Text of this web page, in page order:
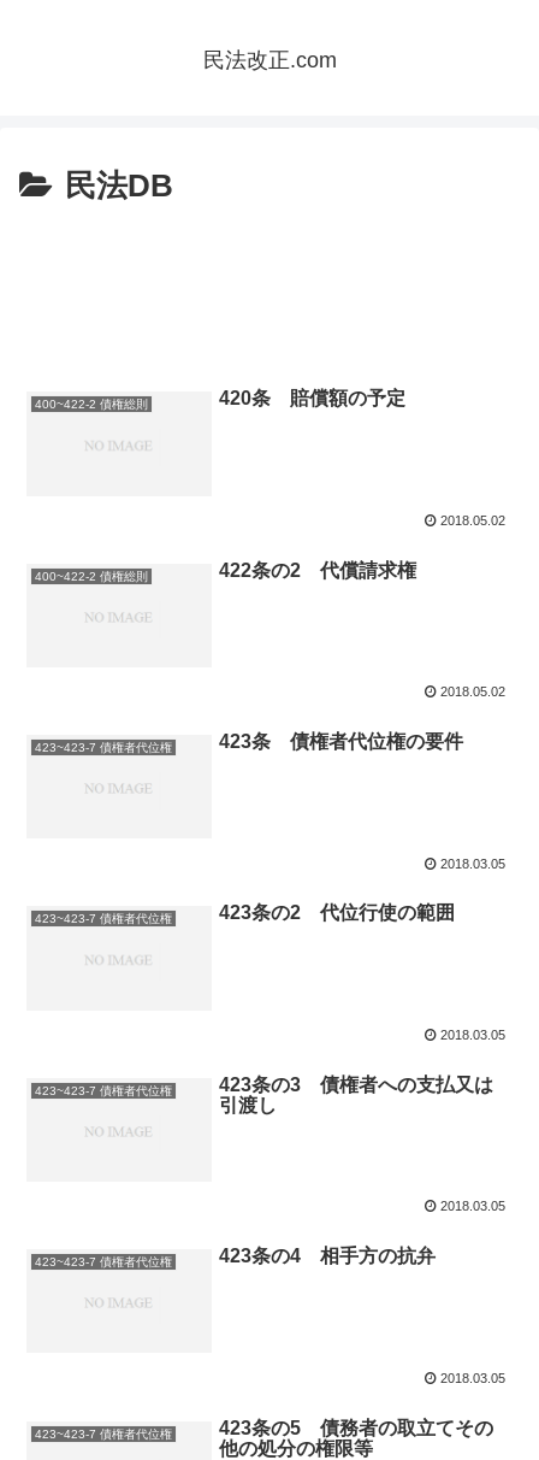
民法改正.com
民法DB
400~422-2 債権総則 420条 賠償額の予定
2018.05.02
400~422-2 債権総則 422条の2 代償請求権
2018.05.02
423~423-7 債権者代位権 423条 債権者代位権の要件
2018.03.05
423~423-7 債権者代位権 423条の2 代位行使の範囲
2018.03.05
423~423-7 債権者代位権
423条の3 債権者への支払又は
引渡し
2018.03.05
423~423-7 債権者代位権 423条の4 相手方の抗弁
2018.03.05
423~423-7 債権者代位権
423条の5 債務者の取立てその
他の処分の権限等